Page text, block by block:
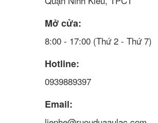
Mở cửa:
8:00 - 17:00 (Thứ 2 - Thứ 7)
Hotline:
0939889397
Email: